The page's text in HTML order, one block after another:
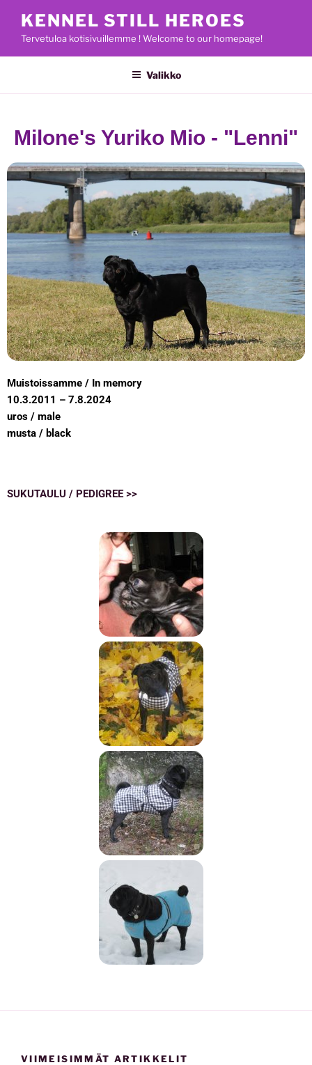
KENNEL STILL HEROES
Tervetuloa kotisivuillemme ! Welcome to our homepage!
Valikko
Milone's Yuriko Mio - "Lenni"
Muistoissamme / In memory
10.3.2011 – 7.8.2024
uros / male
musta / black
SUKUTAULU / PEDIGREE >>
VIIMEISIMMÄT ARTIKKELIT